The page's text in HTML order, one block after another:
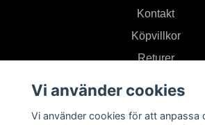
Kontakt
Köpvillkor
Returer
Prenumerera på vårt
Vi använder cookies
Vi använder cookies för att anpassa